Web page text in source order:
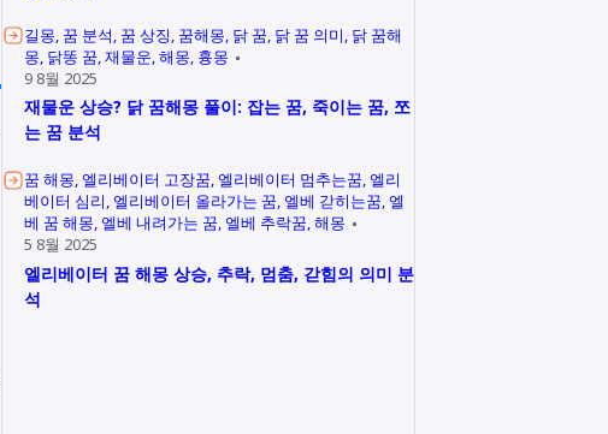
길몽 꿈 분석 꿈 상징 꿈해몽 닭 꿈 닭 꿈 의미 닭 꿈해
몽 닭똥 꿈 재물운 해몽 흉몽
9 8월 2025
재물운 상승? 닭 꿈해몽 풀이: 잡는 꿈, 죽이는 꿈, 쪼
는 꿈 분석
꿈 해몽 엘리베이터 고장꿈 엘리베이터 멈추는꿈 엘리
베이터 심리 엘리베이터 올라가는 꿈 엘베 갇히는꿈 엘
베 꿈 해몽 엘베 내려가는 꿈 엘베 추락꿈 해몽
5 8월 2025
엘리베이터 꿈 해몽 상승, 추락, 멈춤, 갇힘의 의미 분
석